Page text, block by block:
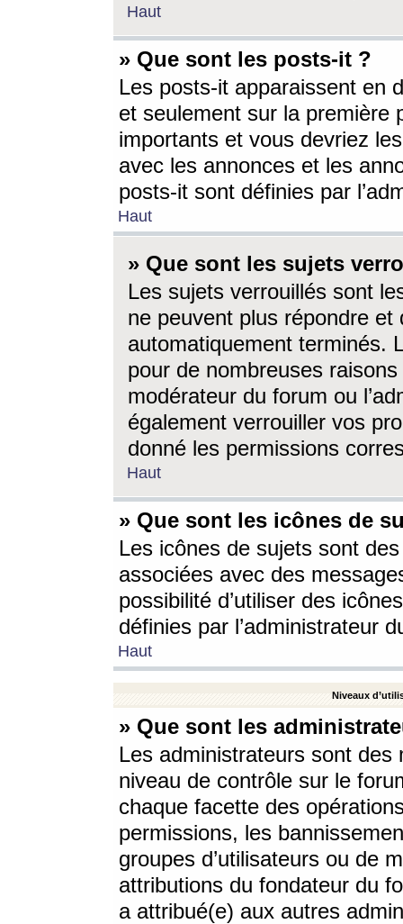
Haut
» Que sont les posts-it ?
Les posts-it apparaissent en
et seulement sur la première
importants et vous devriez
avec les annonces et les
posts-it sont définies par
Haut
» Que sont les sujets
Les sujets verrouillés sont
ne peuvent plus répondre
automatiquement terminés.
pour de nombreuses
modérateur du forum ou
également verrouiller vos
donné les permissions
Haut
» Que sont les icônes de
Les icônes de sujets sont
associées avec des
possibilité d’utiliser des
définies par l’administrateur
Haut
Niveaux
» Que sont les
Les administrateurs sont
niveau de contrôle sur le
chaque facette des
permissions, les
groupes d’utilisateurs ou de
attributions du fondateur du
a attribué(e) aux autres